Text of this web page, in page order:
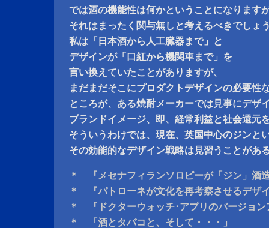
では酒の機能性は何かということになります
それはまったく関与無しと考えるべきでしょ
私は「日本酒から人工臓器まで」と
デザインが「口紅から機関車まで」を
言い換えていたことがありますが、
まだまだそこにプロダクトデザインの必要性
ところが、ある焼酎メーカーでは見事にデザ
ブランドイメージ、即、経常利益と社会還元
そういうわけでは、現在、英国中心のジンと
その効能的なデザイン戦略は見習うことがあ
＊ 『メセナフィランソロピーが「ジン」酒
＊ 『パトローネが文化を再考察させるデザ
＊ 『ドクターウォッチ･アプリのバージョン
＊ 「酒とタバコと、そして・・・」